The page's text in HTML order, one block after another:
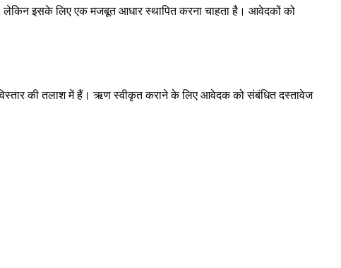
इसके लिए एक मजबूत आधार स्थापित करना चाहता है। आवेदकों को
की तलाश में हैं। ऋण स्वीकृत कराने के लिए आवेदक को संबंधित दस्तावेज